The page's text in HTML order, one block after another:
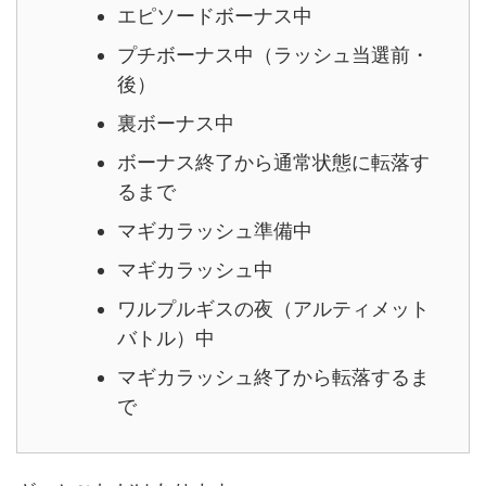
エピソードボーナス中
プチボーナス中（ラッシュ当選前・
後）
裏ボーナス中
ボーナス終了から通常状態に転落す
るまで
マギカラッシュ準備中
マギカラッシュ中
ワルプルギスの夜（アルティメット
バトル）中
マギカラッシュ終了から転落するま
で